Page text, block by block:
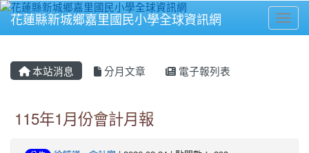
⏸
花蓮縣新城鄉嘉里國民小學全球資訊網
本站消息 分月文章 電子報列表
115年1月份會計月報